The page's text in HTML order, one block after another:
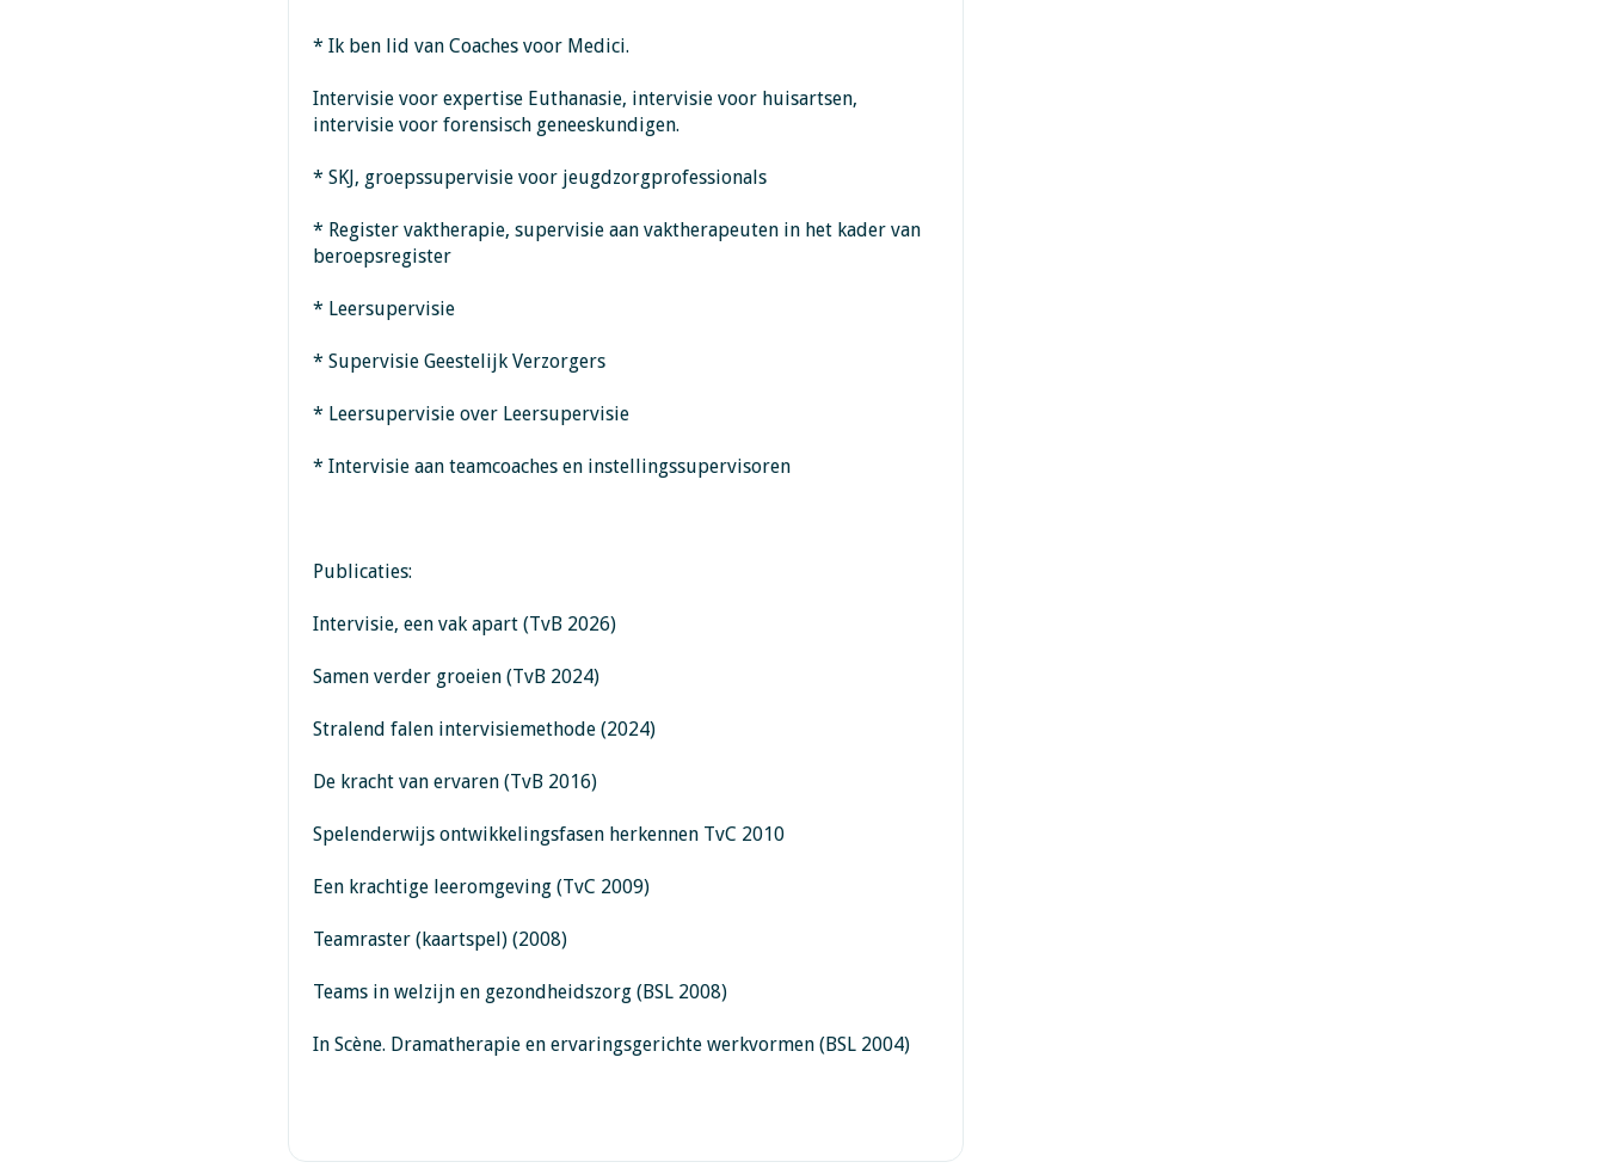
* Ik ben lid van Coaches voor Medici.
Intervisie voor expertise Euthanasie, intervisie voor huisartsen,
intervisie voor forensisch geneeskundigen.
* SKJ, groepssupervisie voor jeugdzorgprofessionals
* Register vaktherapie, supervisie aan vaktherapeuten in het kader van
beroepsregister
* Leersupervisie
* Supervisie Geestelijk Verzorgers
* Leersupervisie over Leersupervisie
* Intervisie aan teamcoaches en instellingssupervisoren
Publicaties:
Intervisie, een vak apart (TvB 2026)
Samen verder groeien (TvB 2024)
Stralend falen intervisiemethode (2024)
De kracht van ervaren (TvB 2016)
Spelenderwijs ontwikkelingsfasen herkennen TvC 2010
Een krachtige leeromgeving (TvC 2009)
Teamraster (kaartspel) (2008)
Teams in welzijn en gezondheidszorg (BSL 2008)
In Scène. Dramatherapie en ervaringsgerichte werkvormen (BSL 2004)